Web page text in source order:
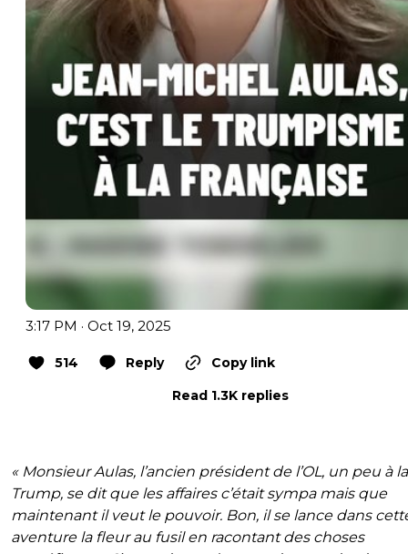
3:17 PM · Oct 19, 2025
514 Reply
Copy link
Read 1.3K replies
« Monsieur Aulas, l’ancien président de l’OL, un peu à la
Trump, se dit que les affaires c’était sympa mais que
maintenant il veut le pouvoir. Bon, il se lance dans
aventure la fleur au fusil en racontant des choses